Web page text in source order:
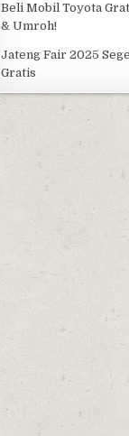
Beli Mobil Toyota
& Umroh!
Jateng Fair 2025
Gratis